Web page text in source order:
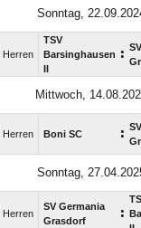
Sonntag,
Herren
TSV
Barsinghausen :
Mittwoch,
Herren Boni SC :
Sonntag,
Herren
SV Germania
Grasdorf
: